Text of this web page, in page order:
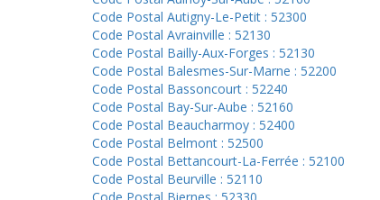
Code Postal Autigny-Le-Petit : 52300
Code Postal Avrainville : 52130
Code Postal Bailly-Aux-Forges : 52130
Code Postal Balesmes-Sur-Marne : 52200
Code Postal Bassoncourt : 52240
Code Postal Bay-Sur-Aube : 52160
Code Postal Beaucharmoy : 52400
Code Postal Belmont : 52500
Code Postal Bettancourt-La-Ferrée : 52100
Code Postal Beurville : 52110